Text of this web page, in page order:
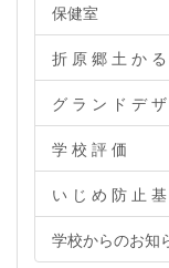
保健室
折 原 郷 土 か る
グ ラ ン ド デ
学 校 評 価
い じ め 防 止
学校からのお知